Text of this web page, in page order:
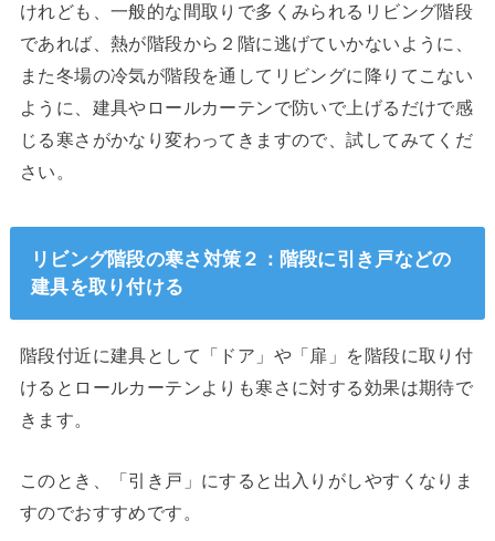
けれども、一般的な間取りで多くみられるリビング階段
であれば、熱が階段から２階に逃げていかないように、
また冬場の冷気が階段を通してリビングに降りてこない
ように、建具やロールカーテンで防いで上げるだけで感
じる寒さがかなり変わってきますので、試してみてくだ
さい。
リビング階段の寒さ対策２：階段に引き戸などの
建具を取り付ける
階段付近に建具として「ドア」や「扉」を階段に取り付
けるとロールカーテンよりも寒さに対する効果は期待で
きます。
このとき、「引き戸」にすると出入りがしやすくなりま
すのでおすすめです。